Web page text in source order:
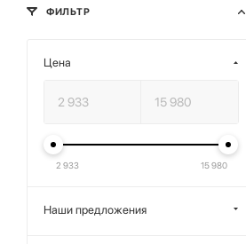
ФИЛЬТР
Цена
2 933 15 980
Наши предложения